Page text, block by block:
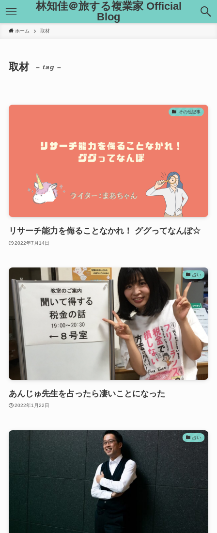
林知佳＠旅する複業家 Official
Blog
ホーム 取材
取材 – tag –
その他記事
リサーチ能力を侮ることなかれ！ ググってなんぼ☆
2022年7月14日
占い
あんじゅ先生を占ったら凄いことになった
2022年1月22日
占い